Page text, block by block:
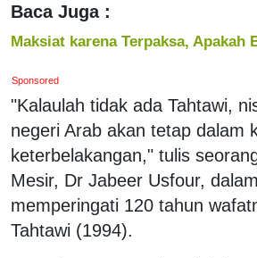
Baca Juga :
Maksiat karena Terpaksa, Apakah
Sponsored
"Kalaulah tidak ada Tahtawi,
negeri Arab akan tetap dalam
keterbelakangan," tulis
Mesir, Dr Jabeer Usfour,
memperingati 120 tahun
Tahtawi (1994).